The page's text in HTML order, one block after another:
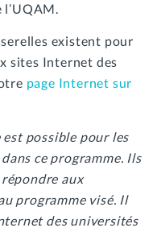
l’UQAM.
existent pour
sites Internet des
page Internet sur
est possible pour les
ce programme. Ils
aux
programme visé. Il
des universités